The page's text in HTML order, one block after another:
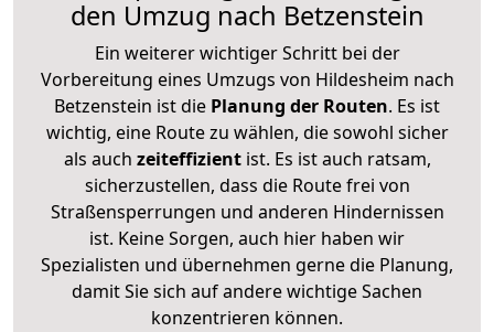
den Umzug nach Betzenstein
Ein weiterer wichtiger Schritt bei der
Vorbereitung eines Umzugs von Hildesheim nach
Betzenstein ist die Planung der Routen. Es ist
wichtig, eine Route zu wählen, die sowohl sicher
als auch zeiteffizientist. Es ist auch ratsam,
sicherzustellen, dass die Route frei von
Straßensperrungen und anderen Hindernissen
ist. Keine Sorgen, auch hier haben wir
Spezialisten und übernehmen gerne die Planung,
damit Sie sich auf andere wichtige Sachen
konzentrieren können.